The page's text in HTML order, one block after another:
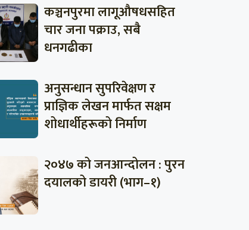
कञ्चनपुरमा लागूऔषधसहित
चार जना पक्राउ, सबै
धनगढीका
अनुसन्धान सुपरिवेक्षण र
प्राज्ञिक लेखन मार्फत सक्षम
शोधार्थीहरूको निर्माण
२०४७ को जनआन्दोलन : पुरन
दयालको डायरी (भाग–१)